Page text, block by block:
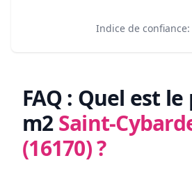
Indice de confiance:
FAQ : Quel est
m2Saint-
(16170)?